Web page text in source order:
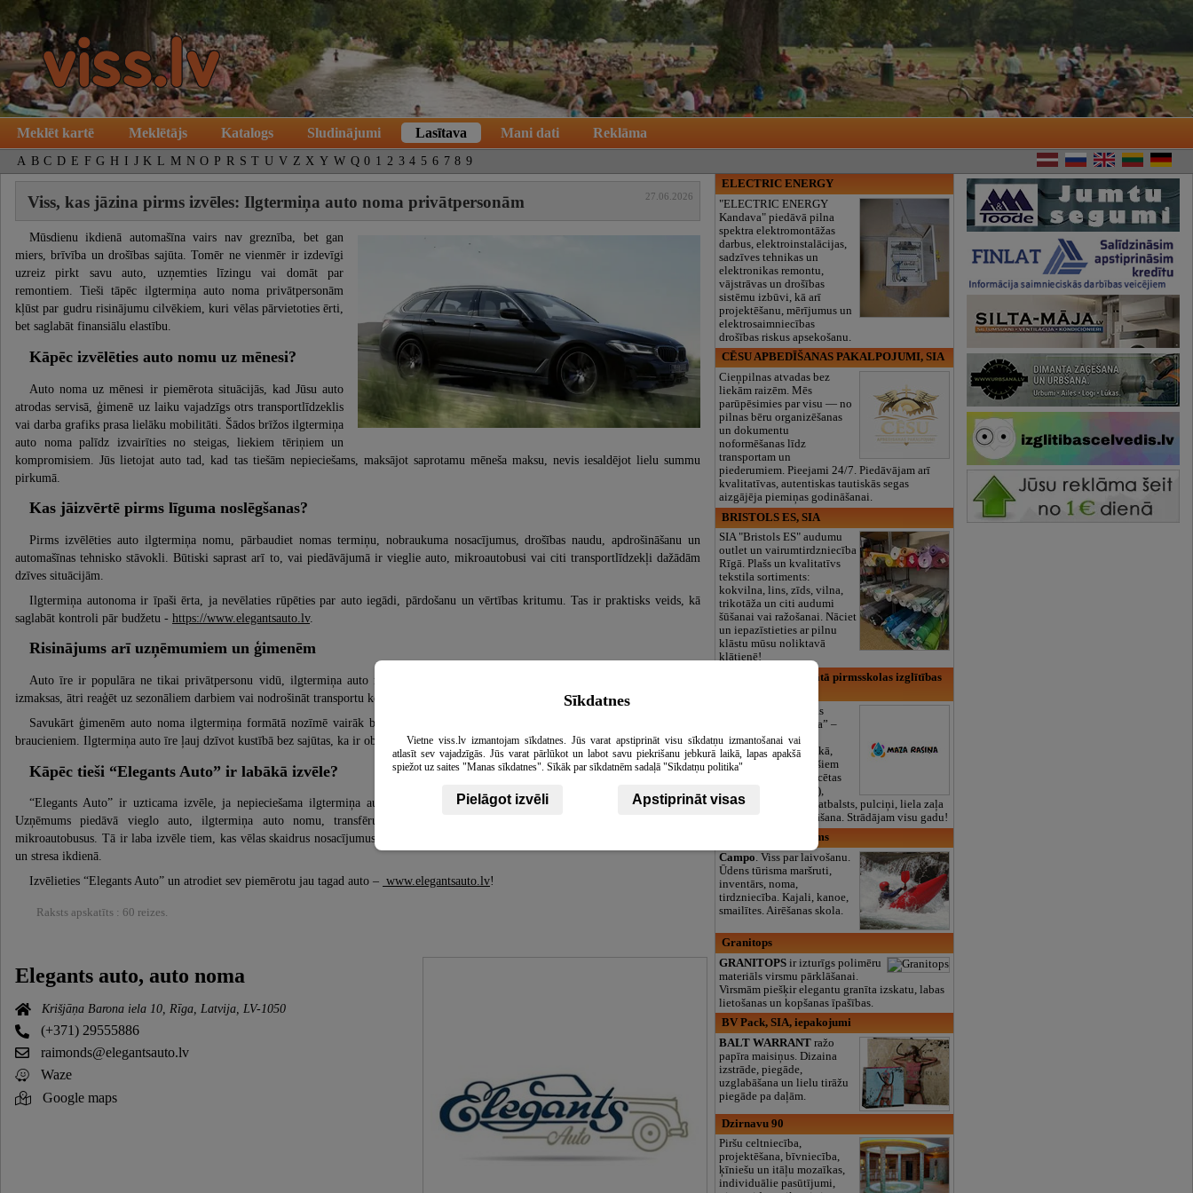
Meklēt kartē Meklētājs Katalogs Sludinājumi Lasītava Mani dati Reklāma
A B C D E F G H I J K L M N O P R S T U V Z X Y W Q 0 1 2 3 4 5 6 7 8 9
Viss, kas jāzina pirms izvēles: Ilgtermiņa auto noma privātpersonām 27.06.2026
Mūsdienu ikdienā automašīna vairs nav greznība, bet gan
miers, brīvība un drošības sajūta. Tomēr ne vienmēr ir izdevīgi
uzreiz pirkt savu auto, uzņemties līzingu vai domāt par
remontiem. Tieši tāpēc ilgtermiņa auto noma privātpersonām
kļūst par gudru risinājumu cilvēkiem, kuri vēlas pārvietoties ērti,
bet saglabāt finansiālu elastību.
Kāpēc izvēlēties auto nomu uz mēnesi?
Auto noma uz mēnesi ir piemērota situācijās, kad Jūsu auto
atrodas servisā, ģimenē uz laiku vajadzīgs otrs transportlīdzeklis
vai darba grafiks prasa lielāku mobilitāti. Šādos brīžos ilgtermiņa
auto noma palīdz izvairīties no steigas, liekiem tēriņiem un
kompromisiem. Jūs lietojat auto tad, kad tas tiešām nepieciešams, maksājot saprotamu mēneša maksu, nevis iesaldējot lielu summu
pirkumā.
Kas jāizvērtē pirms līguma noslēgšanas?
Pirms izvēlēties auto ilgtermiņa nomu, pārbaudiet nomas termiņu, nobraukuma nosacījumus, drošības naudu, apdrošināšanu un
automašīnas tehnisko stāvokli. Būtiski saprast arī to, vai piedāvājumā ir vieglie auto, mikroautobusi vai citi transportlīdzekļi dažādām
dzīves situācijām.
Ilgtermiņa autonoma ir īpaši ērta, ja nevēlaties rūpēties par auto iegādi, pārdošanu un vērtības kritumu. Tas ir praktisks veids, kā
saglabāt kontroli pār budžetu -https://www.elegantsauto.lv.
Risinājums arī uzņēmumiem un ģimenēm
Auto īre ir populāra ne tikai privātpersonu vidū, ilgtermiņa auto noma uzņēmumiem ir tikpat praktiska izvēle. Tā palīdz plānot
izmaksas, ātri reaģēt uz sezonāliem darbiem vai nodrošināt transportu komandai.
Savukārt ģimenēm auto noma ilgtermiņa formātā nozīmē vairāk brīvības brīvdienām, bērnu ikdienas vajadzībām un neplānotiem
braucieniem. Ilgtermiņa auto īre ļauj dzīvot kustībā bez sajūtas, ka ir obligāti jāpērk auto.
Kāpēc tieši “Elegants Auto” ir labākā izvēle?
“Elegants Auto” ir uzticama izvēle, ja nepieciešama ilgtermiņa auto īre, auto noma uz mēnesi vai komfortabls mikroautobuss.
Uzņēmums piedāvā vieglo auto, ilgtermiņa auto nomu, transfērus un vadītāja pakalpojumus, īpaši izceļot ērtus 9-vietīgus
mikroautobusus. Tā ir laba izvēle tiem, kas vēlas skaidrus nosacījumus, saprotamas cenas un cilvēcīgu attieksmi bez liekas sarežģītības
un stresa ikdienā.
Izvēlieties “Elegants Auto” un atrodiet sev piemērotu jau tagad auto – www.elegantsauto.lv!
Raksts apskatīts : 60 reizes.
Elegants auto, auto noma
Krišjāņa Barona iela 10, Rīga, Latvija, LV-1050
(+371) 29555886
raimonds@elegantsauto.lv
Waze
Google maps
ELECTRIC ENERGY
"ELECTRIC ENERGY
Kandava" piedāvā pilna
spektra elektromontāžas
darbus, elektroinstalācijas,
sadzīves tehnikas un
elektronikas remontu,
vājstrāvas un drošības
sistēmu izbūvi, kā arī
projektēšanu, mērījumus un
elektrosaimniecības
drošības riskus apsekošanu.
CĒSU APBEDĪŠANAS PAKALPOJUMI, SIA
Cieņpilnas atvadas bez
liekām raizēm. Mēs
parūpēsimies par visu — no
pilnas bēru organizēšanas
un dokumentu
noformēšanas līdz
transportam un
piederumiem. Pieejami 24/7. Piedāvājam arī
kvalitatīvas, autentiskas tautiskās segas
aizgājēja piemiņas godināšanai.
BRISTOLS ES, SIA
SIA "Bristols ES" audumu
outlet un vairumtirdzniecība
Rīgā. Plašs un kvalitatīvs
tekstila sortiments:
kokvilna, lins, zīds, vilna,
trikotāža un citi audumi
šūšanai vai ražošanai. Nāciet
un iepazīstieties ar pilnu
klāstu mūsu noliktavā
klātienē!
Maza Rasiņa, privātā pirmsskolas izglītības
Pirmsskolas izglītības
iestāde “Maza Rasiņa” –
privātais bērnudārzs
Pārdaugavā, Zasulaukā,
bērniem no 10 mēnešiem
līdz 6 gadiem. Licencētas
programmas (LV/RU),
logopēds, speciālais atbalsts, pulciņi, liela zaļa
teritorija un 3x ēdināšana. Strādājam visu gadu!
Campo, ūdenstūrisms
Campo. Viss par laivošanu.
Ūdens tūrisma maršruti,
inventārs, noma,
tirdzniecība. Kajali, kanoe,
smailītes. Airēšanas skola.
Granitops
GRANITOPS ir izturīgs polimēru
materiāls virsmu pārklāšanai.
Virsmām piešķir elegantu granīta izskatu, labas
lietošanas un kopšanas īpašības.
BV Pack, SIA, iepakojumi
BALT WARRANT ražo
papīra maisiņus. Dizaina
izstrāde, piegāde,
uzglabāšana un lielu tirāžu
piegāde pa daļām.
Dzirnavu 90
Piršu celtniecība,
projektēšana, bīvniecība,
ķīniešu un itāļu mozaīkas,
individuālie pasūtījumi,
Sīkdatnes
Vietne viss.lv izmantojam sīkdatnes. Jūs varat apstiprināt visu sīkdatņu izmantošanai vai
atlasīt sev vajadzīgās. Jūs varat pārlūkot un labot savu piekrišanu jebkurā laikā, lapas apakšā
spiežot uz saites "Manas sīkdatnes". Sīkāk par sīkdatnēm sadaļā "Sīkdatņu politika"
Pielāgot izvēli Apstiprināt visas